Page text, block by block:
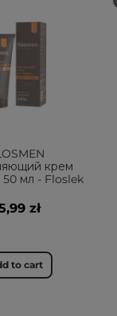
крем
50 мл - Floslek
zł
to cart